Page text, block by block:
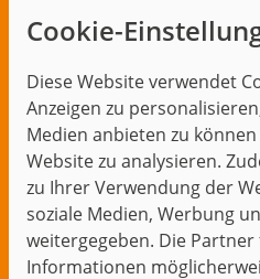
Cookie-
Diese Website verwendet
Anzeigen zu
Medien anbieten zu
Website zu analysieren.
zu Ihrer Verwendung der
soziale Medien, Werbung
weitergegeben. Die
Informationen
Themen im Fokus
Events
Start Datenschutz